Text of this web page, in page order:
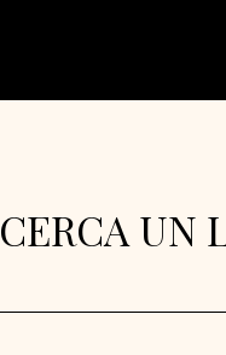
CERCA UN